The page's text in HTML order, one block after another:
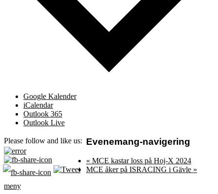
Google Kalender
iCalendar
Outlook 365
Outlook Live
Please follow and like us: Evenemang-navigering
« MCE kastar loss på Hoj-X 2024
MCE åker på ISRACING i Gävle »
meny